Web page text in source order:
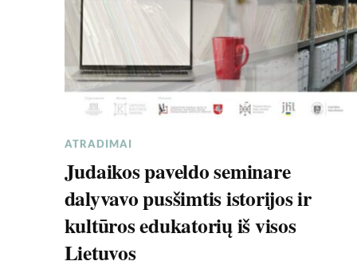
ATRADIMAI
Judaikos paveldo seminare
dalyvavo pusšimtis istorijos ir
kultūros edukatorių iš visos
Lietuvos